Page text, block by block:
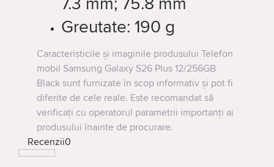
Greutate: 190 g
Caracteristicile și imaginile produsului Telefon
mobil Samsung Galaxy S26 Plus 12/256GB
Black sunt furnizate în scop informativ și pot fi
diferite de cele reale. Este recomandat să
verificați cu operatorul parametrii importanți ai
produsului înainte de procurare.
Recenzii0